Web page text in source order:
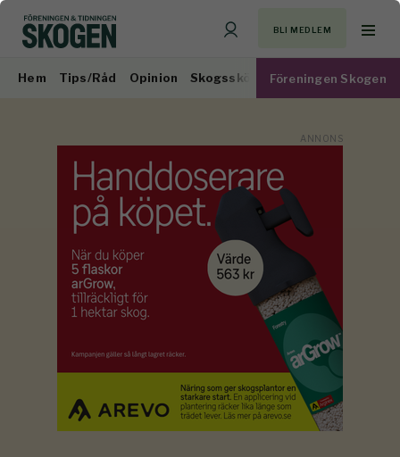
BLI MEDLEM
Hem Tips/Råd Opinion Skogsskötsel Virkesmarknad
Föreningen Skogen